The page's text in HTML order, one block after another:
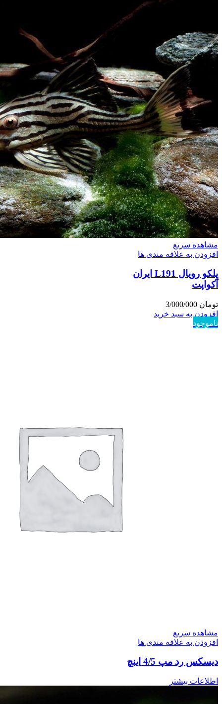
مشاهده سریع
افزودن به علاقه مندی ها
پلکو رویال L191 ایران
آکواپت
تومان
افزودن به سبد خرید
ناموجود
مشاهده سریع
افزودن به علاقه مندی ها
دیسکس رد مپ 4/5 اینچ
اطلاعات بیشتر